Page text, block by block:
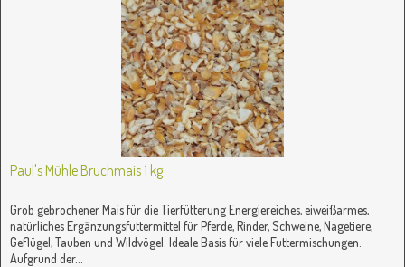
Paul's Mühle Bruchmais 1 kg
Grob gebrochener Mais für die Tierfütterung Energiereiches, eiweißarmes,
natürliches Ergänzungsfuttermittel für Pferde, Rinder, Schweine, Nagetiere,
Geflügel, Tauben und Wildvögel. Ideale Basis für viele Futtermischungen.
Aufgrund der...